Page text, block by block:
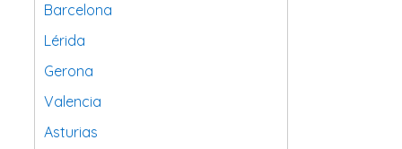
Barcelona
Lérida
Gerona
Valencia
Asturias